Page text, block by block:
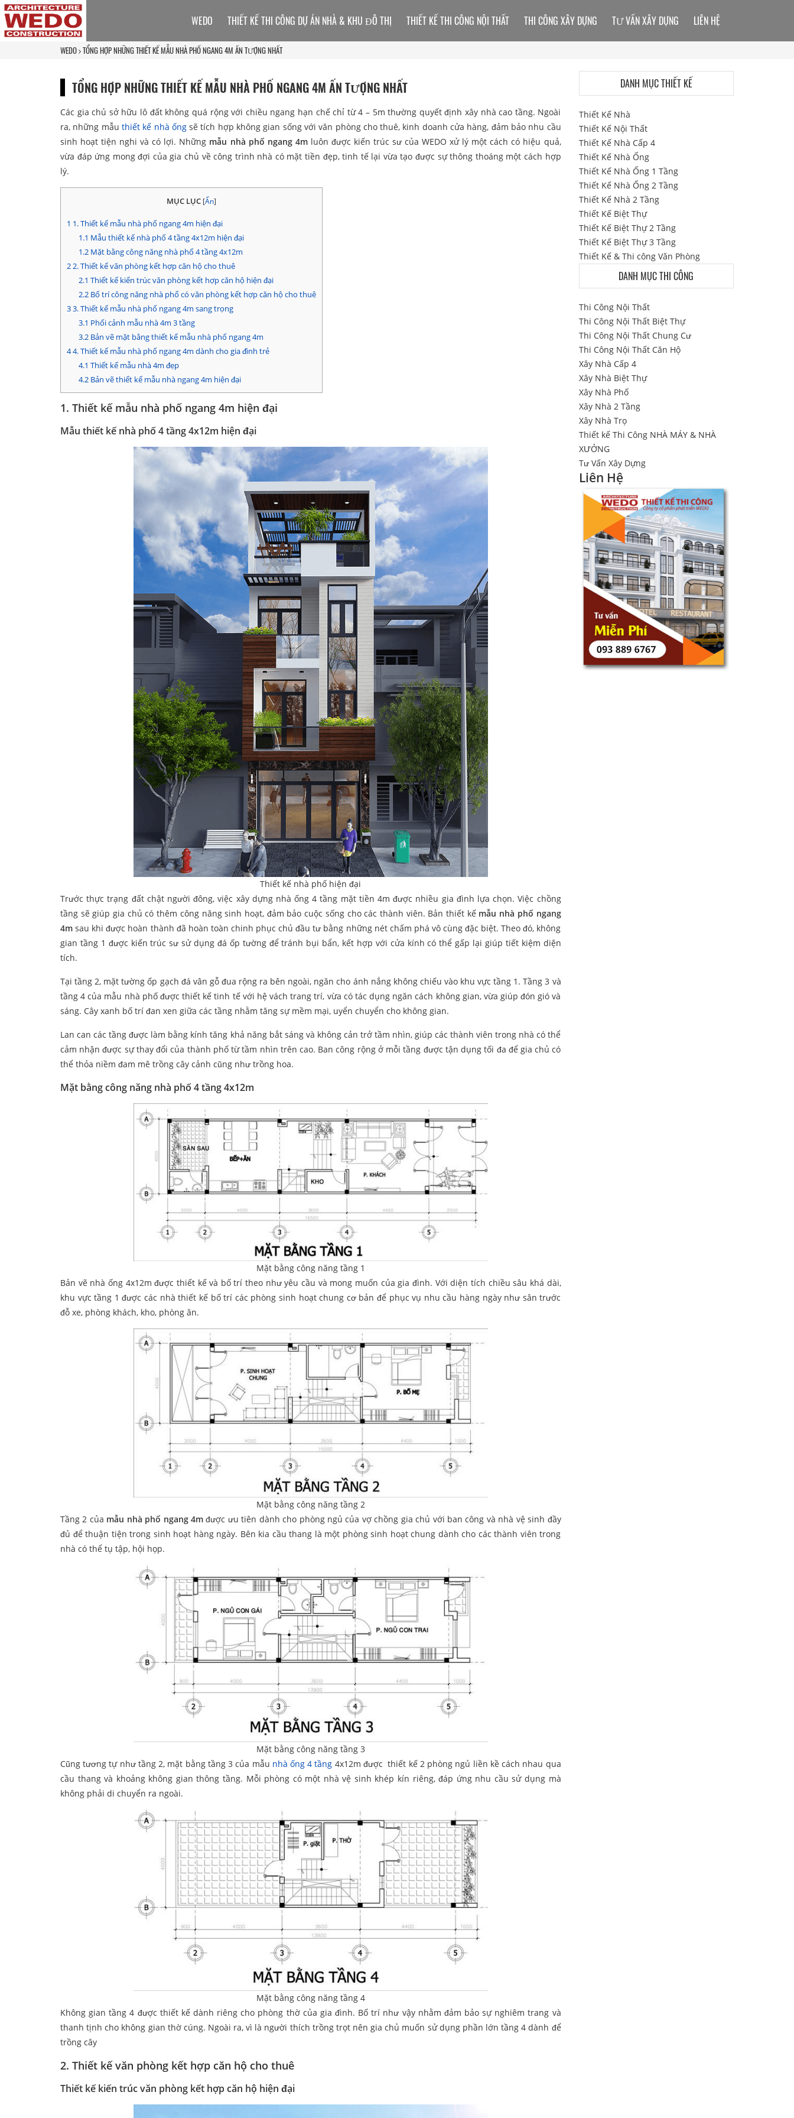
WEDO TỔNG HỢP NHỮNG THIẾT KẾ MẪU NHÀ PHỐ NGANG 4M ẤN TƯỢNG NHẤT
TỔNG HỢP NHỮNG THIẾT KẾ MẪU NHÀ PHỐ NGANG 4M ẤN TƯỢNG NHẤT
Các gia chủ sở hữu lô đất không quá rộng với chiều ngang hạn chế chỉ từ 4 – 5m thường quyết định xây nhà cao tầng. Ngoài
ra, những mẫu thiết kế nhà ốngsẽ tích hợp không gian sống với văn phòng cho thuê, kinh doanh cửa hàng, đảm bảo nhu cầu
sinh hoạt tiện nghi và có lợi. Những mẫu nhà phố ngang 4mluôn được kiến trúc sư của WEDO xử lý một cách có hiệu quả,
vừa đáp ứng mong đợi của gia chủ về công trình nhà có mặt tiền đẹp, tinh tế lại vừa tạo được sự thông thoáng một cách hợp
lý.
MỤC LỤC [Ẩn]
1 1. Thiết kế mẫu nhà phố ngang 4m hiện đại
1.1 Mẫu thiết kế nhà phố 4 tầng 4x12m hiện đại
1.2Mặt bằng công năng nhà phố 4 tầng 4x12m
22. Thiết kế văn phòng kết hợp căn hộ cho thuê
2.1 Thiết kế kiến trúc văn phòng kết hợp căn hộ hiện đại
2.2Bố trí công năng nhà phố có văn phòng kết hợp căn hộ cho thuê
33. Thiết kế mẫu nhà phố ngang 4m sang trọng
3.1 Phối cảnh mẫu nhà 4m 3 tầng
3.2Bản vẽ mặt bằng thiết kế mẫu nhà phố ngang 4m
44. Thiết kế mẫu nhà phố ngang 4m dành cho gia đình trẻ
4.1 Thiết kế mẫu nhà 4m đẹp
4.2Bản vẽ thiết kế mẫu nhà ngang 4m hiện đại
1. Thiết kế mẫu nhà phố ngang 4m hiện đại
Mẫu thiết kế nhà phố 4 tầng 4x12m hiện đại
Thiết kế nhà phố hiện đại
Trước thực trạng đất chật người đông, việc xây dựng nhà ống 4 tầng mặt tiền 4m được nhiều gia đình lựa chọn. Việc chồng
tầng sẽ giúp gia chủ có thêm công năng sinh hoạt, đảm bảo cuộc sống cho các thành viên. Bản thiết kế mẫu nhà phố ngang
4m sau khi được hoàn thành đã hoàn toàn chinh phục chủ đầu tư bằng những nét chấm phá vô cùng đặc biệt. Theo đó, không
gian tầng 1 được kiến trúc sư sử dụng đá ốp tường để tránh bụi bẩn, kết hợp với cửa kính có thể gấp lại giúp tiết kiệm diện
tích.
Tại tầng 2, mặt tường ốp gạch đá vân gỗ đua rộng ra bên ngoài, ngăn cho ánh nắng không chiếu vào khu vực tầng 1. Tầng 3 và
tầng 4 của mẫu nhà phố được thiết kế tinh tế với hệ vách trang trí, vừa có tác dụng ngăn cách không gian, vừa giúp đón gió và
sáng. Cây xanh bố trí đan xen giữa các tầng nhằm tăng sự mềm mại, uyển chuyển cho không gian.
Lan can các tầng được làm bằng kính tăng khả năng bắt sáng và không cản trở tầm nhìn, giúp các thành viên trong nhà có thể
cảm nhận được sự thay đổi của thành phố từ tầm nhìn trên cao. Ban công rộng ở mỗi tầng được tận dụng tối đa để gia chủ có
thể thỏa niềm đam mê trồng cây cảnh cũng như trồng hoa.
Mặt bằng công năng nhà phố 4 tầng 4x12m
Mặt bằng công năng tầng 1
Bản vẽ nhà ống 4x12m được thiết kế và bố trí theo như yêu cầu và mong muốn của gia đình. Với diện tích chiều sâu khá dài,
khu vực tầng 1 được các nhà thiết kế bố trí các phòng sinh hoạt chung cơ bản để phục vụ nhu cầu hàng ngày như sân trước
đỗ xe, phòng khách, kho, phòng ăn.
Mặt bằng công năng tầng 2
Tầng 2 của mẫu nhà phố ngang 4m được ưu tiên dành cho phòng ngủ của vợ chồng gia chủ với ban công và nhà vệ sinh đầy
đủ để thuận tiện trong sinh hoạt hàng ngày. Bên kia cầu thang là một phòng sinh hoạt chung dành cho các thành viên trong
nhà có thể tụ tập, hội họp.
Mặt bằng công năng tầng 3
Cũng tương tự như tầng 2, mặt bằng tầng 3 của mẫu nhà ống 4 tầng 4x12m được thiết kế 2 phòng ngủ liền kề cách nhau qua
cầu thang và khoảng không gian thông tầng. Mỗi phòng có một nhà vệ sinh khép kín riêng, đáp ứng nhu cầu sử dụng mà
không phải di chuyển ra ngoài.
Mặt bằng công năng tầng 4
Không gian tầng 4 được thiết kế dành riêng cho phòng thờ của gia đình. Bố trí như vậy nhằm đảm bảo sự nghiêm trang và
thanh tịnh cho không gian thờ cúng. Ngoài ra, vì là người thích trồng trọt nên gia chủ muốn sử dụng phần lớn tầng 4 dành để
trồng cây
2. Thiết kế văn phòng kết hợp căn hộ cho thuê
Thiết kế kiến trúc văn phòng kết hợp căn hộ hiện đại
WEDO THIẾT KẾ THI CÔNG DỰ ÁN NHÀ & KHU ĐÔ THỊ THIẾT KẾ THI CÔNG NỘI THẤT THI CÔNG XÂY DỰNG TƯ VẤN XÂY DỰNG LIÊN HỆ
DANH MỤC THIẾT KẾ
Thiết Kế Nhà
Thiết Kế Nội Thất
Thiết Kế Nhà Cấp 4
Thiết Kế Nhà Ống
Thiết Kế Nhà Ống 1 Tầng
Thiết Kế Nhà Ống 2 Tầng
Thiết Kế Nhà 2 Tầng
Thiết Kế Biệt Thự
Thiết Kế Biệt Thự 2 Tầng
Thiết Kế Biệt Thự 3 Tầng
Thiết Kế & Thi công Văn Phòng
DANH MỤC THI CÔNG
Thi Công Nội Thất
Thi Công Nội Thất Biệt Thự
Thi Công Nội Thất Chung Cư
Thi Công Nội Thất Căn Hộ
Xây Nhà Cấp 4
Xây Nhà Biệt Thự
Xây Nhà Phố
Xây Nhà 2 Tầng
Xây Nhà Trọ
Thiết kế Thi Công NHÀ MÁY & NHÀ
XƯỞNG
Tư Vấn Xây Dựng
Liên Hệ